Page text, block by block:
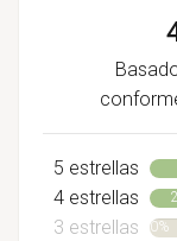
5 estrellas
4 estrellas
3 estrellas 0%